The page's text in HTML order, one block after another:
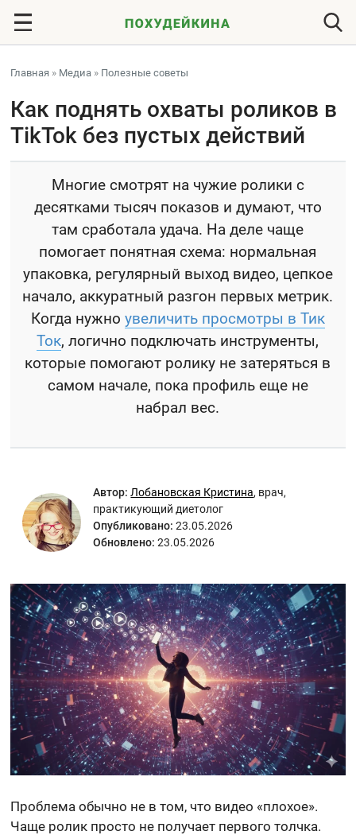
Главная » Медиа » Полезные советы
Как поднять охваты роликов в
TikTok без пустых действий
Многие смотрят на чужие ролики с
десятками тысяч показов и думают, что
там сработала удача. На деле чаще
помогает понятная схема: нормальная
упаковка, регулярный выход видео, цепкое
начало, аккуратный разгон первых метрик.
Когда нужно увеличить просмотры в Тик
Ток, логично подключать инструменты,
которые помогают ролику не затеряться в
самом начале, пока профиль еще не
набрал вес.
Автор: Лобановская Кристина, врач,
практикующий диетолог
Опубликовано: 23.05.2026
Обновлено: 23.05.2026
Проблема обычно не в том, что видео «плохое».
Чаще ролик просто не получает первого толчка.